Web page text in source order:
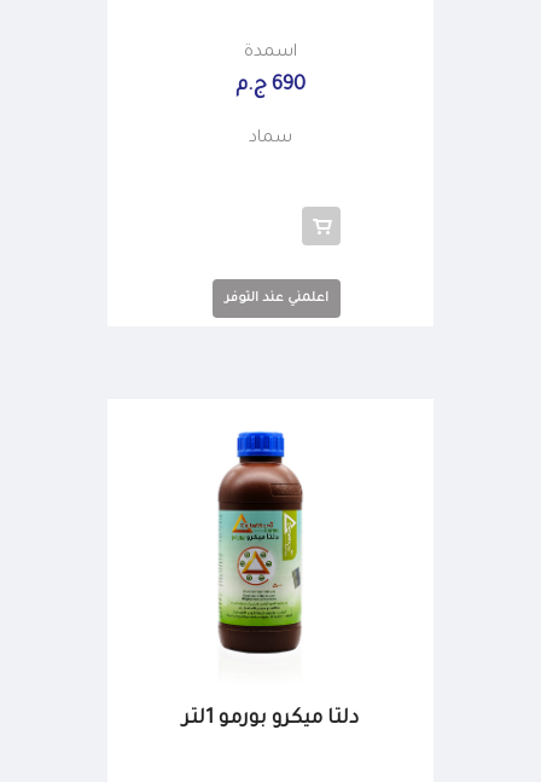
اسمدة
690 ج.م
سماد
اعلمني عند التوفر
دلتا ميكرو بورمو 1لتر